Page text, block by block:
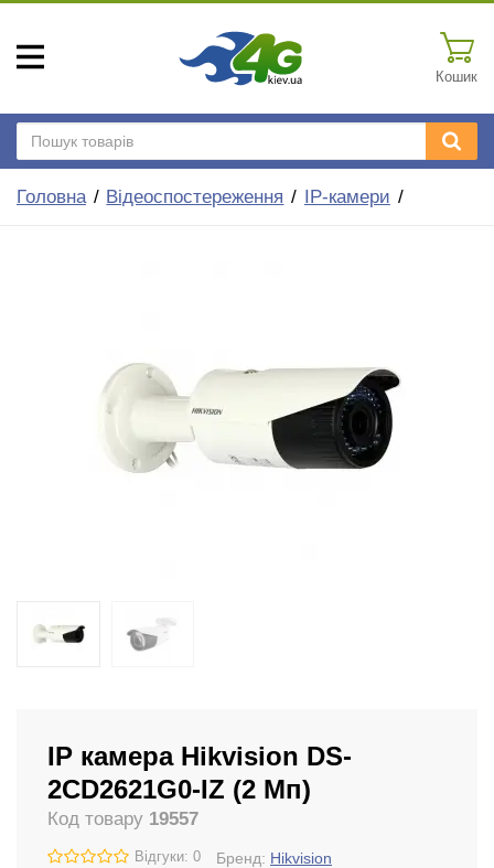
Кошик
Головна Відеоспостереження IP-камери
IP камера Hikvision DS-
2CD2621G0-IZ (2 Мп)
Код товару 19557
Відгуки: 0 Бренд: Hikvision